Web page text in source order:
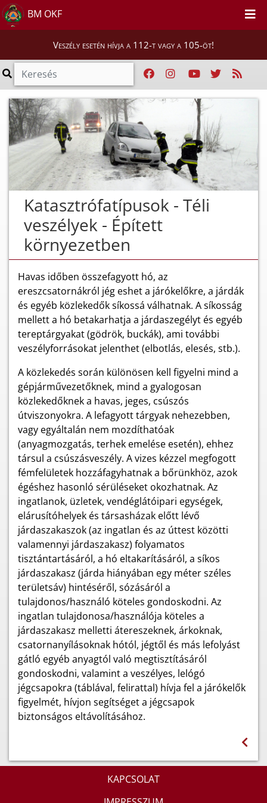
BM OKF
Veszély esetén hívja a 112-t vagy a 105-öt!
Katasztrófatípusok - Téli
veszélyek - Épített
környezetben
Havas időben összefagyott hó, az
ereszcsatornákról jég eshet a járókelőkre, a járdák
és egyéb közlekedők síkossá válhatnak. A síkosság
mellett a hó betakarhatja a járdaszegélyt és egyéb
tereptárgyakat (gödrök, buckák), ami további
veszélyforrásokat jelenthet (elbotlás, elesés, stb.).
A közlekedés során különösen kell figyelni mind a
gépjárművezetőknek, mind a gyalogosan
közlekedőknek a havas, jeges, csúszós
útviszonyokra. A lefagyott tárgyak nehezebben,
vagy egyáltalán nem mozdíthatóak
(anyagmozgatás, terhek emelése esetén), ehhez
társul a csúszásveszély. A vizes kézzel megfogott
fémfelületek hozzáfagyhatnak a bőrünkhöz, azok
égéshez hasonló sérüléseket okozhatnak. Az
ingatlanok, üzletek, vendéglátóipari egységek,
elárusítóhelyek és társasházak előtt lévő
járdaszakaszok (az ingatlan és az úttest közötti
valamennyi járdaszakasz) folyamatos
tisztántartásáról, a hó eltakarításáról, a síkos
járdaszakasz (járda hiányában egy méter széles
területsáv) hintéséről, sózásáról a
tulajdonos/használó köteles gondoskodni. Az
ingatlan tulajdonosa/használója köteles a
járdaszakasz melletti átereszeknek, árkoknak,
csatornanyílásoknak hótól, jégtől és más lefolyást
gátló egyéb anyagtól való megtisztításáról
gondoskodni, valamint a veszélyes, lelógó
jégcsapokra (táblával, felirattal) hívja fel a járókelők
figyelmét, hívjon segítséget a jégcsapok
biztonságos eltávolításához.
KAPCSOLAT